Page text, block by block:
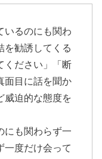
いるのにも関わ
を勧誘してくる
ください」「断
面目に話を聞か
威迫的な態度を
にも関わらず一
一度だけ会って